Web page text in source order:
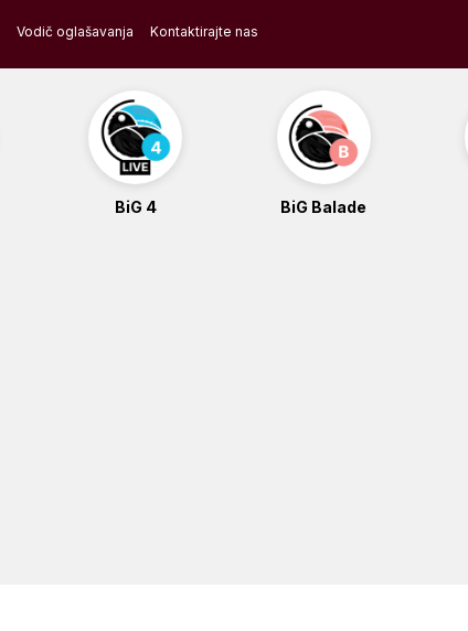
Vodič oglašavanja Kontaktirajte nas
BiG 4 BiG Balade